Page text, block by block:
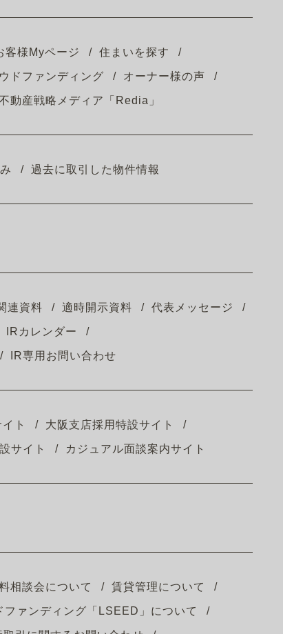
客様Myページ 住まいを探す
ドファンディング オーナー様の声
動産戦略メディア「Redia」
過去に取引した物件情報
連資料 適時開示資料 代表メッセージ
IRカレンダー
IR専用お問い合わせ
ト 大阪支店採用特設サイト
サイト カジュアル面談案内サイト
相談会について 賃貸管理について
ファンディング「LSEED」について